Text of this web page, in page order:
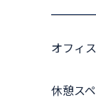
オフィ
休憩ス